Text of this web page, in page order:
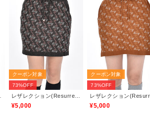
クーポン対象
73%OFF
レザレクション(Resurrection)
¥5,000
クーポン対象
73%OFF
¥5,000